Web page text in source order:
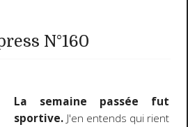
N°160
La semaine passée fut
sportive. J'en entends qui rient